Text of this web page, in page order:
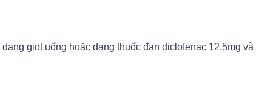
giọt uống hoặc dạng thuốc đạn diclofenac 12,5mg và